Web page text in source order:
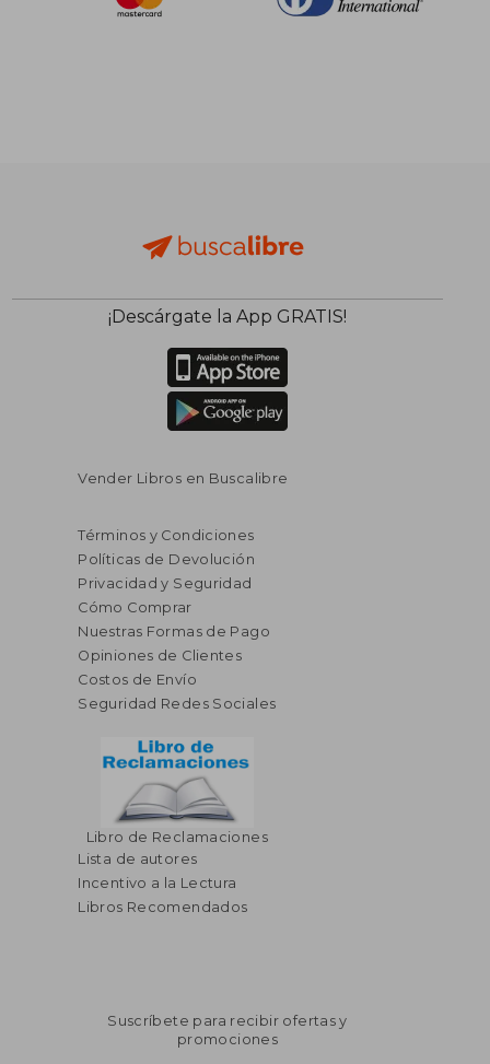
¡Descárgate la App GRATIS!
Vender Libros en Buscalibre
Términos y Condiciones
Políticas de Devolución
Privacidad y Seguridad
Cómo Comprar
Nuestras Formas de Pago
Opiniones de Clientes
Costos de Envío
Seguridad Redes Sociales
Libro de Reclamaciones
Lista de autores
Incentivo a la Lectura
Libros Recomendados
Suscríbete para recibir ofertas y
promociones